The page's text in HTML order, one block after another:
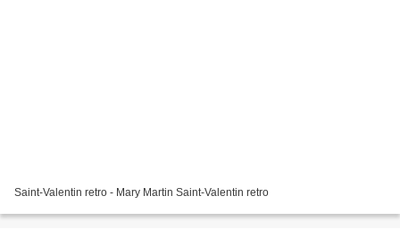
Saint-Valentin retro - Mary Martin Saint-Valentin retro